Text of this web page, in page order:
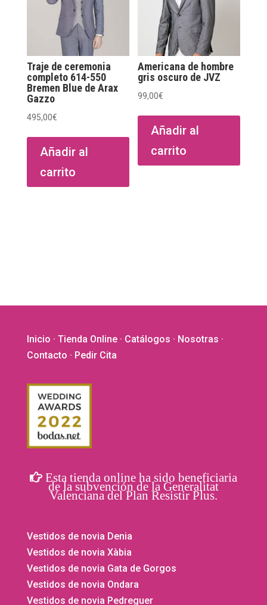
Traje de ceremonia
completo 614-550
Bremen Blue de Arax
Gazzo
495,00€
Añadir al
carrito
Americana de hombre
gris oscuro de JVZ
99,00€
Añadir al
carrito
Inicio · Tienda Online· Catálogos · Nosotras ·
Contacto · Pedir Cita
Esta tienda online ha sido beneficiaria
de la subvención de la Generalitat
Valenciana del Plan Resistir Plus.
Vestidos de novia Denia
Vestidos de novia Xàbia
Vestidos de novia Gata de Gorgos
Vestidos de novia Ondara
Vestidos de novia Pedreguer